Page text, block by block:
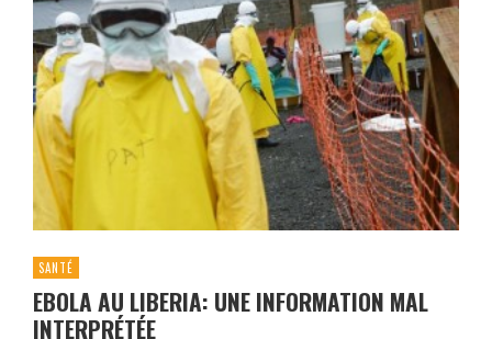
SANTÉ
EBOLA AU LIBERIA: UNE INFORMATION MAL
INTERPRÉTÉE